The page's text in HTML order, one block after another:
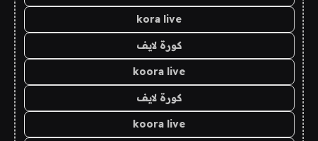
kora live
كورة لايف
koora live
كورة لايف
koora live